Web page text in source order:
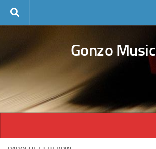
Skip to content
Gonzo Music